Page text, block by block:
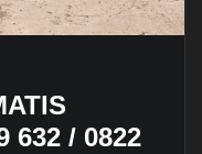
632 / 0822